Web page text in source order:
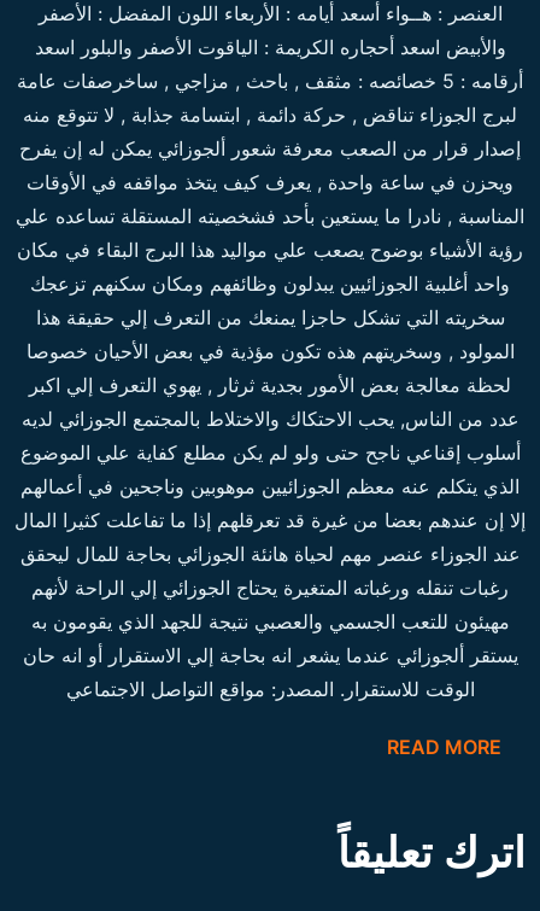
العنصر : هــواء أسعد أيامه : الأربعاء اللون المفضل : الأصفر
والأبيض اسعد أحجاره الكريمة : الياقوت الأصفر والبلور اسعد
أرقامه : 5 خصائصه : مثقف , باحث , مزاجي , ساخرصفات عامة
لبرج الجوزاء تناقض , حركة دائمة , ابتسامة جذابة , لا تتوقع منه
إصدار قرار من الصعب معرفة شعور ألجوزائي يمكن له إن يفرح
ويحزن في ساعة واحدة , يعرف كيف يتخذ مواقفه في الأوقات
المناسبة , نادرا ما يستعين بأحد فشخصيته المستقلة تساعده علي
رؤية الأشياء بوضوح يصعب علي مواليد هذا البرج البقاء في مكان
واحد أغلبية الجوزائيين يبدلون وظائفهم ومكان سكنهم تزعجك
سخريته التي تشكل حاجزا يمنعك من التعرف إلي حقيقة هذا
المولود , وسخريتهم هذه تكون مؤذية في بعض الأحيان خصوصا
لحظة معالجة بعض الأمور بجدية ثرثار , يهوي التعرف إلي اكبر
عدد من الناس, يحب الاحتكاك والاختلاط بالمجتمع الجوزائي لديه
أسلوب إقناعي ناجح حتى ولو لم يكن مطلع كفاية علي الموضوع
الذي يتكلم عنه معظم الجوزائيين موهوبين وناجحين في أعمالهم
إلا إن عندهم بعضا من غيرة قد تعرقلهم إذا ما تفاعلت كثيرا المال
عند الجوزاء عنصر مهم لحياة هانئة الجوزائي بحاجة للمال ليحقق
رغبات تنقله ورغباته المتغيرة يحتاج الجوزائي إلي الراحة لأنهم
مهيئون للتعب الجسمي والعصبي نتيجة للجهد الذي يقومون به
يستقر ألجوزائي عندما يشعر انه بحاجة إلي الاستقرار أو انه حان
الوقت للاستقرار. المصدر: مواقع التواصل الاجتماعي
READ MORE
اترك تعليقاً